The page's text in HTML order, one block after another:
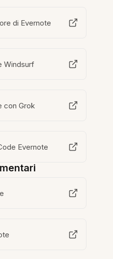
di Evernote
Windsurf
con Grok
Evernote